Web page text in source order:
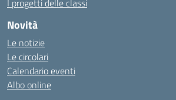
I progetti delle classi
Novità
Le notizie
Le circolari
Calendario eventi
Albo online